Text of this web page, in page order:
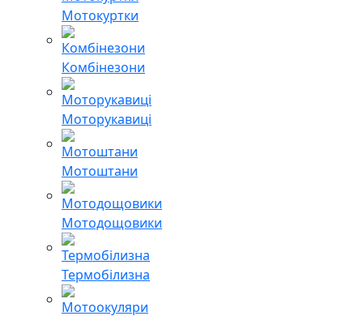
Мотокуртки
Комбінезони
Моторукавиці
Мотоштани
Мотодощовики
Термобілизна